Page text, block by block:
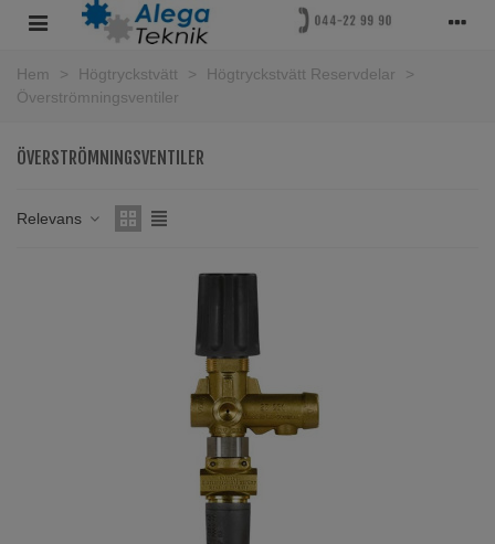
Hem > Högtryckstvätt > Högtryckstvätt Reservdelar
>
Överströmningsventiler
ÖVERSTRÖMNINGSVENTILER
Relevans